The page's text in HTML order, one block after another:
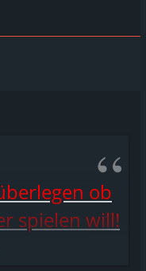
ob
spielen will!
das dieser